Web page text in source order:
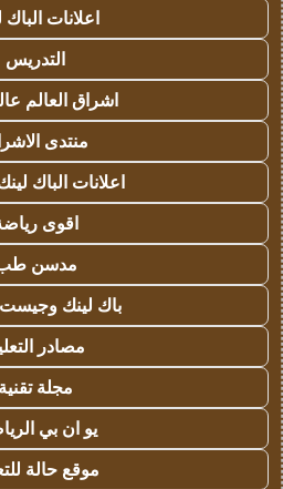
اعلانات الباك
التدريس
اشراق العالم
منتدى
اعلانات الباك لينك
اقوى
مدسن
باك لينك
مصادر
مجلة تقنية
يو ان بي
موقع حالة